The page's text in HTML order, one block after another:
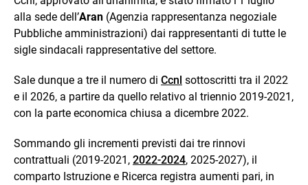
alla sede dell’Aran (Agenzia rappresentanza negoziale
Pubbliche amministrazioni) dai rappresentanti di tutte le
sigle sindacali rappresentative del settore.
Sale dunque a tre il numero di Ccnl sottoscritti tra il 2022
e il 2026, a partire da quello relativo al triennio 2019-2021,
con la parte economica chiusa a dicembre 2022.
Sommando gli incrementi previsti dai tre rinnovi
contrattuali (2019-2021, 2022-2024, 2025-2027), il
comparto Istruzione e Ricerca registra aumenti pari, in